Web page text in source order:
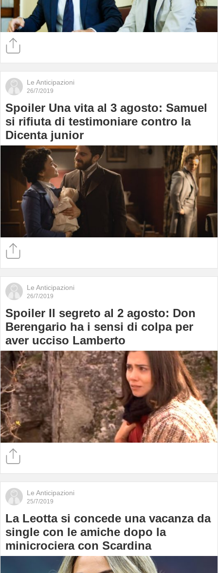
Le Anticipazioni
26/7/2019
Spoiler Una vita al 3 agosto: Samuel
si rifiuta di testimoniare contro la
Dicenta junior
Le Anticipazioni
26/7/2019
Spoiler Il segreto al 2 agosto: Don
Berengario ha i sensi di colpa per
aver ucciso Lamberto
Le Anticipazioni
25/7/2019
La Leotta si concede una vacanza da
single con le amiche dopo la
minicrociera con Scardina